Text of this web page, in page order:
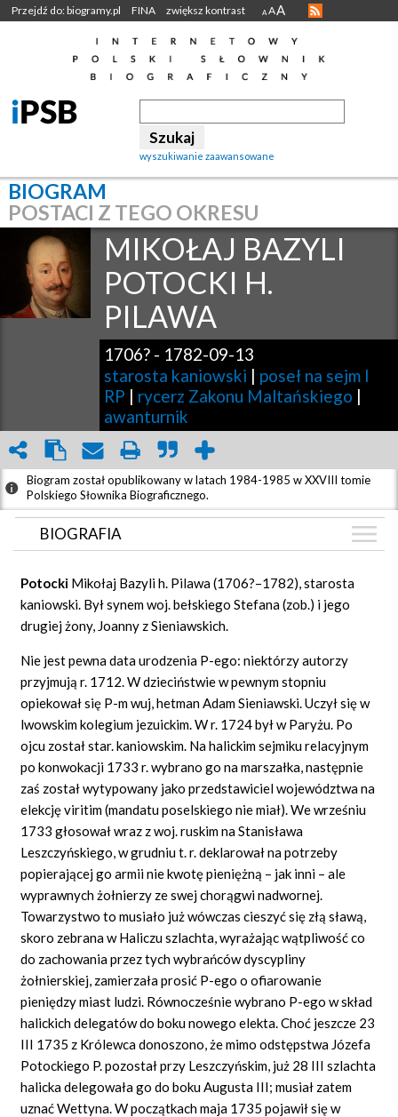
Przejdź do: biogramy.pl FINA zwiększ kontrast A AA
wyszukiwanie zaawansowane
BIOGRAM
POSTACI Z TEGO OKRESU
MIKOŁAJ BAZYLI
POTOCKI H.
PILAWA
1706? - 1782-09-13
starosta kaniowski | poseł na sejm I
RP | rycerz Zakonu Maltańskiego |
awanturnik
Biogram został opublikowany w latach 1984-1985 w XXVIII tomie
Polskiego Słownika Biograficznego.
BIOGRAFIA
ZDJĘCIA (4)
GRAF POWIĄZAŃ
DYSKUSJA
Mapa
Potocki Mikołaj Bazyli h. Pilawa (1706?–1782), starosta
kaniowski. Był synem woj. bełskiego Stefana (zob.) i jego
drugiej żony, Joanny z Sieniawskich.
Nie jest pewna data urodzenia P-ego: niektórzy autorzy
przyjmują r. 1712. W dzieciństwie w pewnym stopniu
opiekował się P-m wuj, hetman Adam Sieniawski. Uczył się w
lwowskim kolegium jezuickim. W r. 1724 był w Paryżu. Po
ojcu został star. kaniowskim. Na halickim sejmiku relacyjnym
po konwokacji 1733 r. wybrano go na marszałka, następnie
zaś został wytypowany jako przedstawiciel województwa na
elekcję viritim (mandatu poselskiego nie miał). We wrześniu
1733 głosował wraz z woj. ruskim na Stanisława
Leszczyńskiego, w grudniu t. r. deklarował na potrzeby
popierającej go armii nie kwotę pieniężną – jak inni – ale
wyprawnych żołnierzy ze swej chorągwi nadwornej.
Towarzystwo to musiało już wówczas cieszyć się złą sławą,
skoro zebrana w Haliczu szlachta, wyrażając wątpliwość co
do zachowania przez tych wybrańców dyscypliny
żołnierskiej, zamierzała prosić P-ego o ofiarowanie
pieniędzy miast ludzi. Równocześnie wybrano P-ego w skład
halickich delegatów do boku nowego elekta. Choć jeszcze 23
III 1735 z Królewca donoszono, że mimo odstępstwa Józefa
Potockiego P. pozostał przy Leszczyńskim, już 28 III szlachta
halicka delegowała go do boku Augusta III; musiał zatem
uznać Wettyna. W początkach maja 1735 pojawił się w